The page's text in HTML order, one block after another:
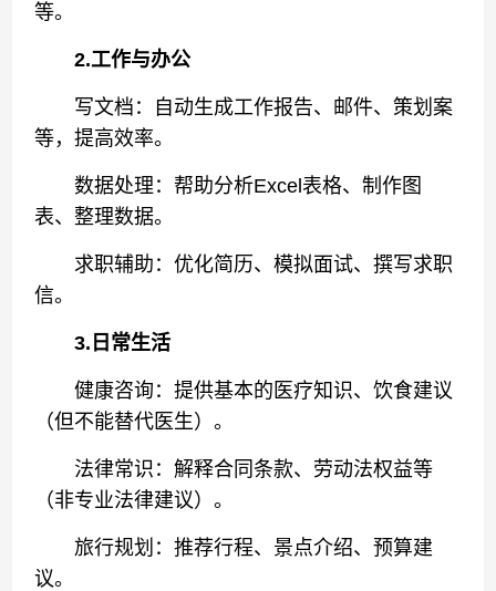
等。
2.工作与办公
写文档：自动生成工作报告、邮件、策划案
等，提高效率。
数据处理：帮助分析Excel表格、制作图
表、整理数据。
求职辅助：优化简历、模拟面试、撰写求职
信。
3.日常生活
健康咨询：提供基本的医疗知识、饮食建议
（但不能替代医生）。
法律常识：解释合同条款、劳动法权益等
（非专业法律建议）。
旅行规划：推荐行程、景点介绍、预算建
议。